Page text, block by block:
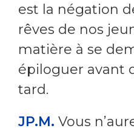
est la négation
rêves de nos
matière à se
épiloguer avant
tard.
JP.M. Vous